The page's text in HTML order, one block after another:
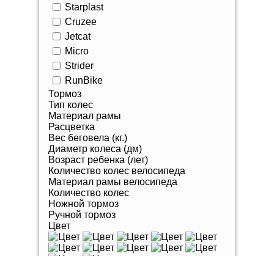
Starplast
Cruzee
Jetcat
Micro
Strider
RunBike
Тормоз
Тип колес
Материал рамы
Расцветка
Вес беговела (кг.)
Диаметр колеса (дм)
Возраст ребенка (лет)
Количество колес велосипеда
Материал рамы велосипеда
Количество колес
Ножной тормоз
Ручной тормоз
Цвет